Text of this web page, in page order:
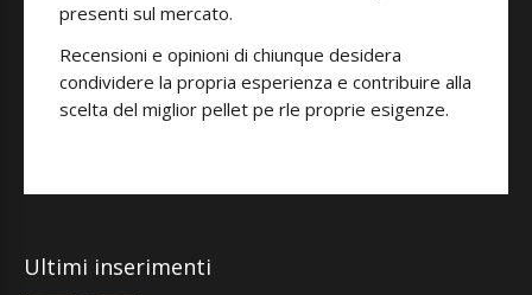
presenti sul mercato.
Recensioni e opinioni di chiunque desidera
condividere la propria esperienza e contribuire alla
scelta del miglior pellet pe rle proprie esigenze.
Ultimi inserimenti